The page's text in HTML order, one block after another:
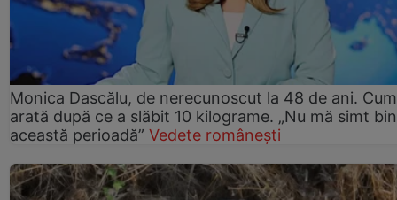
Monica Dascălu, de nerecunoscut la 48 de ani. Cum
arată după ce a slăbit 10 kilograme. „Nu mă simt
această perioadă” Vedete românești